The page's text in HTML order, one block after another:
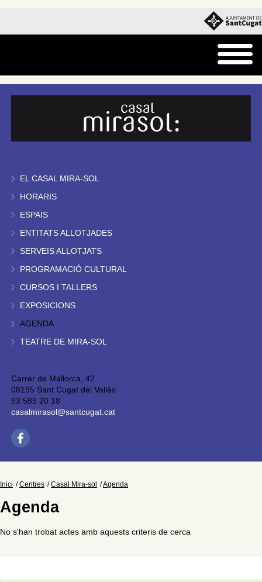
EL CASAL MIRA-SOL
HORARIS
ESPAIS
ENTITATS ALLOTJADES
SERVEIS ALLOTJATS
PROGRAMACIÓ CULTURAL
CURSOS I TALLERS
EXPOSICIONS
AGENDA
TEATRE DE MIRA-SOL
Carrer de Mallorca, 42
08195 Sant Cugat del Vallès
93 589 20 18
casalmirasol@santcugat.cat
Inici Centres Casal Mira-sol Agenda
Agenda
No s'han trobat actes amb aquests criteris de cerca